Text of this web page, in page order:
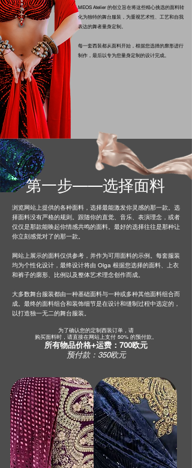
MEOS Atelier 的创立旨在将这些精心挑选的面料转
化为独特的舞台服装，为重视艺术性、工艺和自我
表达的舞者量身定制。
每一套西装都从面料开始，根据您选择的廓形进行
制作，最后以专为您量身定制的设计完成。
第一步——选择面料
浏览网站上提供的各种面料，选择最能激发你灵感的那一款。选
择面料没有严格的规则。跟随你的直觉、音乐、表演理念，或者
仅仅是那款能唤起你情感共鸣的面料。最好的选择往往是那种让
你立刻感觉对了的那一款。
网站上展示的面料仅供参考，并作为可用面料的示例。每套服装
均为个性化设计，最终设计将由 Olga 根据您选择的面料、上衣
和裤子的廓形、比例以及整体艺术理念创作而成。
大多数舞台服装都由一种基础面料与一种或多种其他面料组合而
成。最终的面料组合和装饰细节是在设计和缝制过程中选定的，
以打造独一无二的舞台服装。
为了确认您的定制西装订单，请
购买面料时，请直接在网站上支付 50% 的预付款。
所有物品价格+运费：700欧元
预付款：350欧元